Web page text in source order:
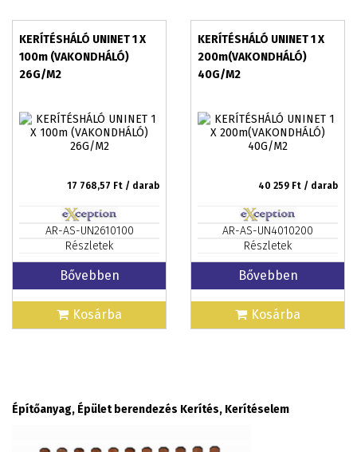
KERÍTÉSHÁLÓ UNINET 1 X
100m (VAKONDHÁLÓ)
26G/M2
17 768,57 Ft / darab
AR-AS-UN2610100
Részletek
Bővebben
Kosárba
KERÍTÉSHÁLÓ UNINET 1 X
200m(VAKONDHÁLÓ)
40G/M2
40 259 Ft / darab
AR-AS-UN4010200
Részletek
Bővebben
Kosárba
Építőanyag, Épület berendezés Kerítés, Kerítéselem